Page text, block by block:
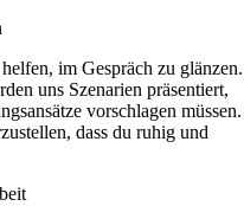
im Gespräch zu glänzen.
uns Szenarien präsentiert,
vorschlagen müssen.
dass du ruhig und